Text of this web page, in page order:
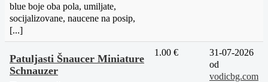
blue boje oba pola, umiljate,
socijalizovane, naucene na posip,
[...]
Patuljasti Šnaucer Miniature
Schnauzer
1.00 €
31-07-2026
od
vodicbg.com